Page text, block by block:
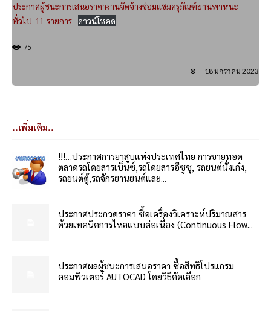
ประกาศผู้ชนะการเสนอราคางานจัดจ้างซ่อมแซมครุภัณฑ์ยานพาหนะ
ทั่วไป-11-รายการ
ดาวน์โหลด
75
18 มกราคม 2023
..เพิ่มเติม..
!!!…ประกาศการยาสูบแห่งประเทศไทย การขายทอด
ตลาดรถโดยสารเบ็นซ์,รถโดยสารอีซูซุ, รถยนต์นั่งเก๋ง,
รถยนต์ตู้,รถจักรยานยนต์และ...
ประกาศประกวดราคา ซื้อเครื่องวิเคราะห์ปริมาณสาร
ด้วยเทคนิคการไหลแบบต่อเนื่อง (Continuous Flow...
ประกาศผลผู้ชนะการเสนอราคา ซื้อสิทธิโปรแกรม
คอมพิวเตอร์ AUTOCAD โดยวิธีคัดเลือก